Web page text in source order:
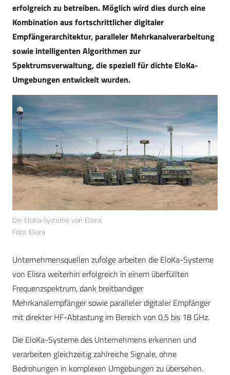
erfolgreich zu betreiben. Möglich wird dies durch eine
Kombination aus fortschrittlicher digitaler
Empfängerarchitektur, paralleler Mehrkanalverarbeitung
sowie intelligenten Algorithmen zur
Spektrumsverwaltung, die speziell für dichte EloKa-
Umgebungen entwickelt wurden.
Die EloKa-Systeme von Elisra.
Foto: Elisra
Unternehmensquellen zufolge arbeiten die EloKa-Systeme
von Elisra weiterhin erfolgreich in einem überfüllten
Frequenzspektrum, dank breitbandiger
Mehrkanalempfänger sowie paralleler digitaler Empfänger
mit direkter HF-Abtastung im Bereich von 0,5 bis 18 GHz.
Die EloKa-Systeme des Unternehmens erkennen und
verarbeiten gleichzeitig zahlreiche Signale, ohne
Bedrohungen in komplexen Umgebungen zu übersehen.